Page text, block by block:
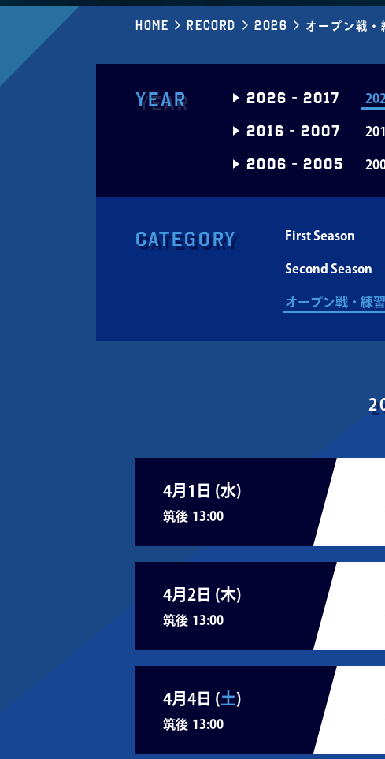
Home Record 2026 オープン戦・
Year 2026 - 2017
2016 - 2007
2006 - 2005
Category First Season
Second Season
オープン戦・練
4月1日 (水)
筑後 13:00
4月2日 (木)
筑後 13:00
4月4日 (土)
筑後 13:00